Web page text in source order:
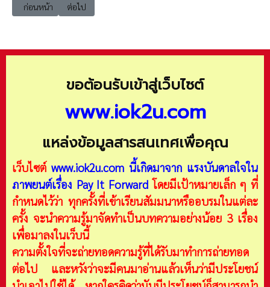
เนื้อหาก่อนหน้า: 10 อันดับเเรก ของเเบรนด์ที่มีมูลค่ามากที่สุดในโลก
ก่อนหน้า เนื้อหาถัดไป: 4 เทรนต์ เขย่าโลกใบใหม่ให้ปรับตัว หลังการระ
ต่อไป
ขอต้อนรับเข้าสู่เว็บไซต์
www.iok2u.com
แหล่งข้อมูลสารสนเทศเพื่อคุณ
เว็บไซต์ www.iok2u.com นี้เกิดมาจาก แรงบันดาลใจใน
ภาพยนต์เรื่อง Pay It Forward โดยมีเป้าหมายเล็ก ๆ ที่
กำหนดไว้ว่า ทุกครั้งที่เข้าเรียนสัมมนาหรืออบรมในแต่ละ
ครั้ง จะนำความรู้มาจัดทำเป็นบทความอย่างน้อย 3 เรื่อง
เพื่อมาลงในเว็บนี้
ความตั้งใจที่จะถ่ายทอดความรู้ที่ได้รับมาทำการถ่ายทอด
ต่อไป และหวังว่าจะมีคนมาอ่านแล้วเห็นว่ามีประโยชน์